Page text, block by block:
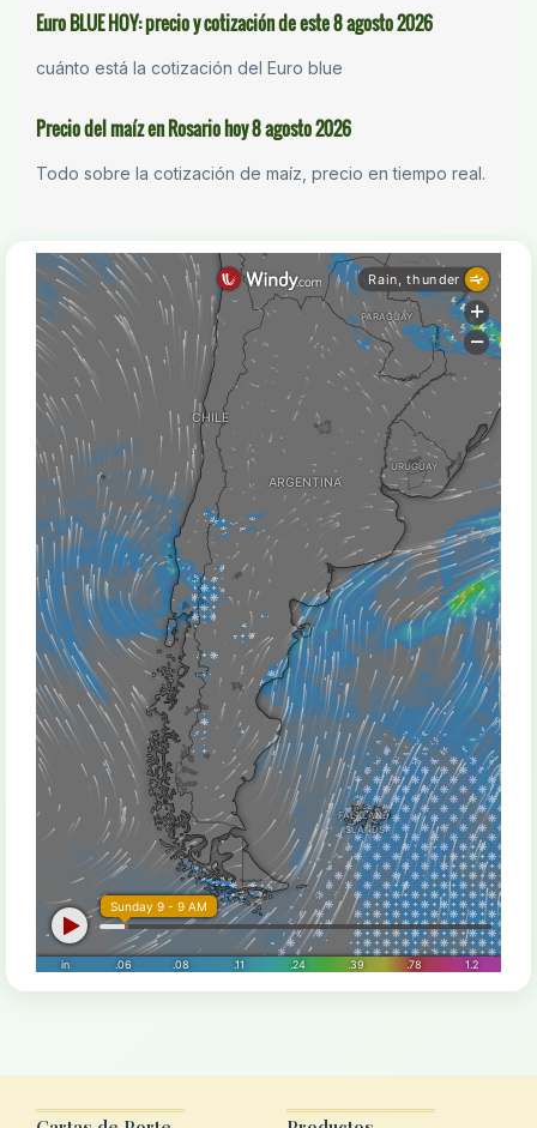
Euro BLUE HOY: precio y cotización de este 8 agosto 2026
cuánto está la cotización del Euro blue
Precio del maíz en Rosario hoy 8 agosto 2026
Todo sobre la cotización de maíz, precio en tiempo real.